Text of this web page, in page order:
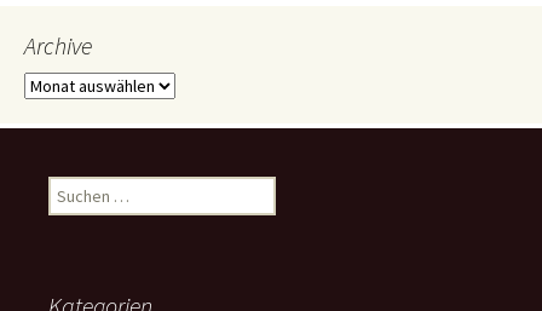
Archive
Archive
Suchen
nach: